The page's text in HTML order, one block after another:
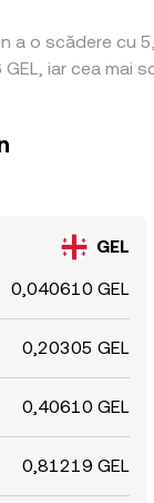
a o scădere
iar cea mai
GEL
0,040610 GEL
0,20305 GEL
0,40610 GEL
0,81219 GEL